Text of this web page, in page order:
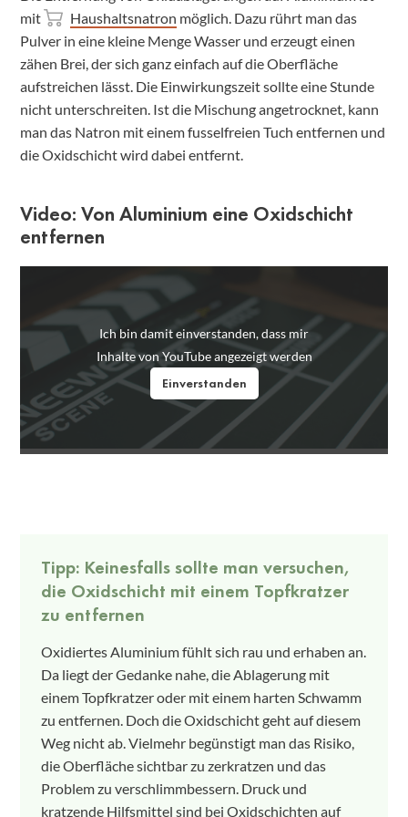
mit
Haushaltsnatron möglich. Dazu rührt man das
Pulver in eine kleine Menge Wasser und erzeugt einen
zähen Brei, der sich ganz einfach auf die Oberfläche
aufstreichen lässt. Die Einwirkungszeit sollte eine Stunde
nicht unterschreiten. Ist die Mischung angetrocknet, kann
man das Natron mit einem fusselfreien Tuch entfernen und
die Oxidschicht wird dabei entfernt.
Video: Von Aluminium eine Oxidschicht
entfernen
Ich bin damit einverstanden, dass mir
Inhalte von YouTube angezeigt werden
Einverstanden
Tipp: Keinesfalls sollte man versuchen,
die Oxidschicht mit einem Topfkratzer
zu entfernen
Oxidiertes Aluminium fühlt sich rau und erhaben an.
Da liegt der Gedanke nahe, die Ablagerung mit
einem Topfkratzer oder mit einem harten Schwamm
zu entfernen. Doch die Oxidschicht geht auf diesem
Weg nicht ab. Vielmehr begünstigt man das Risiko,
die Oberfläche sichtbar zu zerkratzen und das
Problem zu verschlimmbessern. Druck und
kratzende Hilfsmittel sind bei Oxidschichten auf